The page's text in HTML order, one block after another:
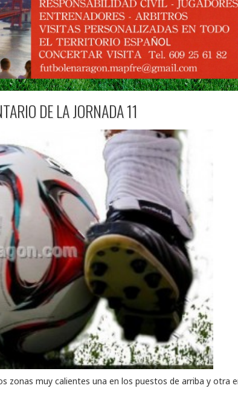
DE LA JORNADA 11
zonas muy calientes una en los puestos de arriba y otra